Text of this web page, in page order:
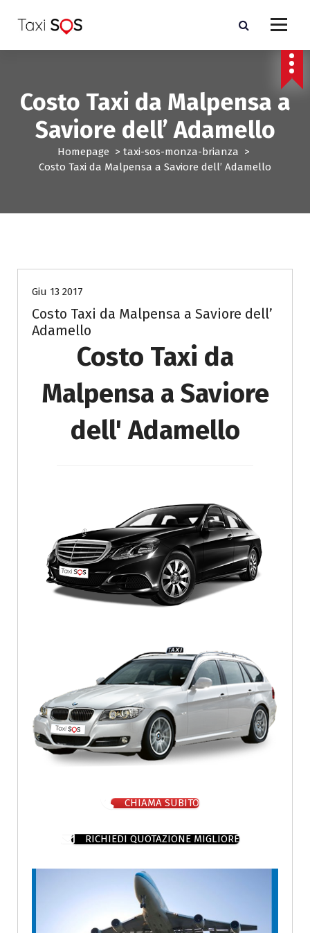
a
Costo Taxi da Malpensa a
Saviore dell’ Adamello
Homepage > taxi-sos-monza-brianza >
Costo Taxi da Malpensa a Saviore dell’ Adamello
Giu 13 2017
Costo Taxi da Malpensa a Saviore dell’
Adamello
Costo Taxi da
Malpensa a Saviore
dell' Adamello
CHIAMA SUBITO
RICHIEDI QUOTAZIONE MIGLIORE